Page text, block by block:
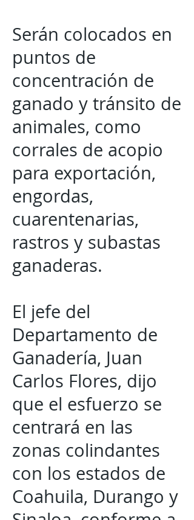
Serán colocados en
puntos de
concentración de
ganado y tránsito de
animales, como
corrales de acopio
para exportación,
engordas,
cuarentenarias,
rastros y subastas
ganaderas.
El jefe del
Departamento de
Ganadería, Juan
Carlos Flores, dijo
que el esfuerzo se
centrará en las
zonas colindantes
con los estados de
Coahuila, Durango y